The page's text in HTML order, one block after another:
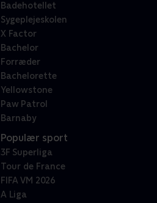
Badehotellet
Sygeplejeskolen
X Factor
Bachelor
Forræder
Bachelorette
Yellowstone
Paw Patrol
Barnaby
Populær sport
3F Superliga
Tour de France
FIFA VM 2026
A Liga